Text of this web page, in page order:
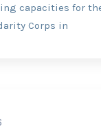
capacities for
Corps in